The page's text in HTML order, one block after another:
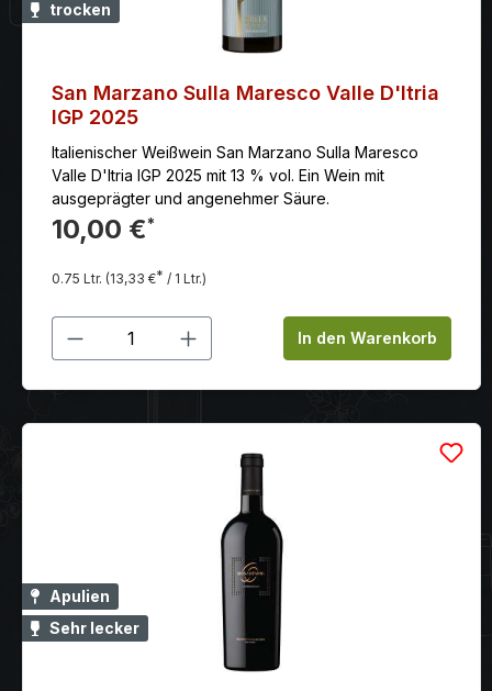
trocken
San Marzano Sulla Maresco Valle D'Itria
IGP 2025
Italienischer Weißwein San Marzano Sulla Maresco
Valle D'Itria IGP 2025 mit 13 % vol. Ein Wein mit
ausgeprägter und angenehmer Säure.
10,00 €*
0.75 Ltr. (13,33 €* / 1 Ltr.)
Produkt Anzahl: Gib denIn den Warenkorb
Apulien
Sehr lecker